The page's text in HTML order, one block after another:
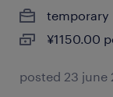
temporary
¥1150.00
posted 23 june